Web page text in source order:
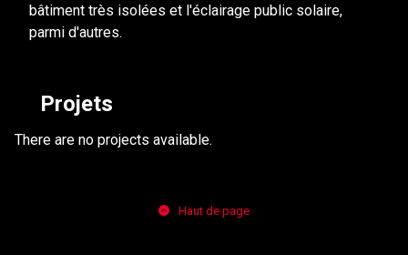
bâtiment très isolées et l'éclairage public solaire,
parmi d'autres.
Projets
There are no projects available.
Haut de page